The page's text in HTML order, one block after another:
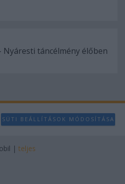
Nyáresti táncélmény élőben
SÜTI BEÁLLÍTÁSOK MÓDOSÍTÁSA
| teljes